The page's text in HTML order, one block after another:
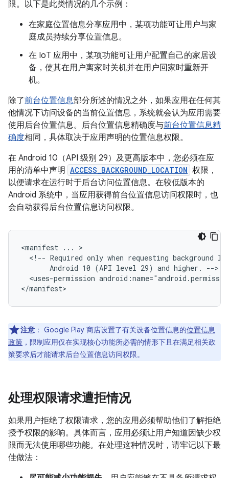
限。以下是此类情况的几个示例：
在家庭位置信息分享应用中，某项功能可让用户与家
庭成员持续分享位置信息。
在 IoT 应用中，某项功能可让用户配置自己的家居设
备，使其在用户离家时关机并在用户回家时重新开
机。
除了前台位置信息部分所述的情况之外，如果应用在任何其
他情况下访问设备的当前位置信息，系统就会认为应用需要
使用后台位置信息。后台位置信息精确度与前台位置信息精
确度相同，具体取决于应用声明的位置信息权限。
在 Android 10（API 级别 29）及更高版本中，您必须在应
用的清单中声明 ACCESS_BACKGROUND_LOCATION 权限，
以便请求在运行时于后台访问位置信息。在较低版本的
Android 系统中，当应用获得前台位置信息访问权限时，也
会自动获得后台位置信息访问权限。
<manifest ...
<!-- Required only when requesting background
Android 10 (API level 29) and higher.
<uses-permission
注意 ： Google Play 商店设置了有关设备位置信息的位置信息
政策 ，限制应用仅在实现核心功能所必需的情形下且在满足相关政
策要求后才能请求后台位置信息访问权限。
处理权限请求遭拒情况
如果用户拒绝了权限请求，您的应用必须帮助他们了解拒绝
授予权限的影响。具体而言，应用必须让用户知道因缺少权
限而无法使用哪些功能。在处理这种情况时，请牢记以下最
佳做法：